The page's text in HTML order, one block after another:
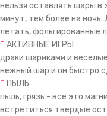
нельзя оставлять шары в
минут, тем более на
летать, фольгированные
АКТИВНЫЕ ИГРЫ
драки шариками и
нежный шар и он быстро
ПЫЛЬ
пыль, грязь - все это
встретиться твердые